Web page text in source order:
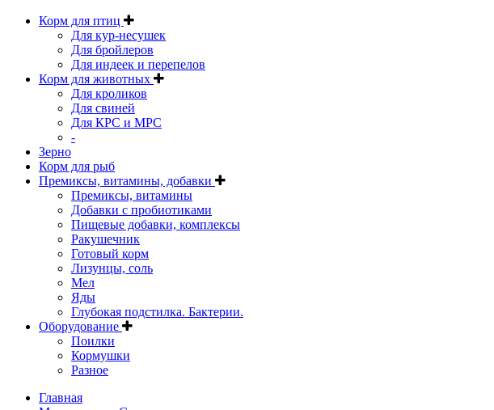
Корм для птиц
Для кур-несушек
Для бройлеров
Для индеек и перепелов
Корм для животных
Для кроликов
Для свиней
Для КРС и МРС
-
Зерно
Корм для рыб
Премиксы, витамины, добавки
Премиксы, витамины
Добавки с пробиотиками
Пищевые добавки, комплексы
Ракушечник
Готовый корм
Лизунцы, соль
Мел
Яды
Глубокая подстилка. Бактерии.
Оборудование
Поилки
Кормушки
Разное
Главная